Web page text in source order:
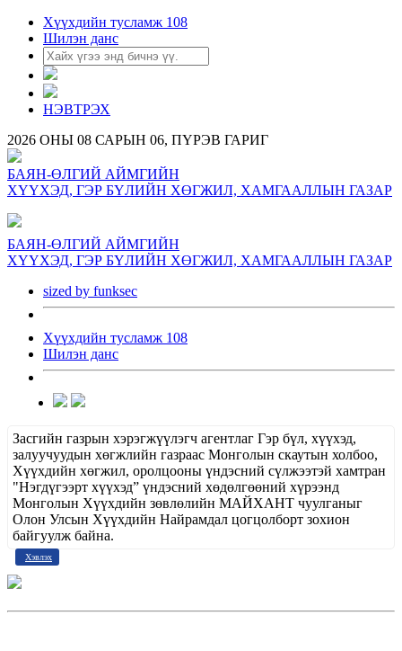
Хүүхдийн тусламж 108
Шилэн данс
НЭВТРЭХ
2026 ОНЫ 08 САРЫН 06, ПҮРЭВ ГАРИГ
БАЯН-ӨЛГИЙ АЙМГИЙН
ХҮҮХЭД, ГЭР БҮЛИЙН ХӨГЖИЛ, ХАМГААЛЛЫН ГАЗАР
БАЯН-ӨЛГИЙ АЙМГИЙН
ХҮҮХЭД, ГЭР БҮЛИЙН ХӨГЖИЛ, ХАМГААЛЛЫН ГАЗАР
sized by funksec
Хүүхдийн тусламж 108
Шилэн данс
Засгийн газрын хэрэгжүүлэгч агентлаг Гэр бүл, хүүхэд,
залуучуудын хөгжлийн газраас Монголын скаутын холбоо,
Хүүхдийн хөгжил, оролцооны үндэсний сүлжээтэй хамтран
"Нэгдүгээрт хүүхэд” үндэсний хөдөлгөөний хүрээнд
Монголын Хүүхдийн зөвлөлийн МАЙХАНТ чуулганыг
Олон Улсын Хүүхдийн Найрамдал цогцолборт зохион
байгуулж байна.
Хэвлэх